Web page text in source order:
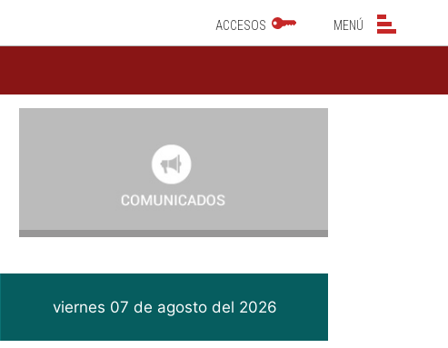
NAVEGACIÓN
MENÚ
NAVEGACIÓN PRINCIPAL
ACCESOS
viernes 07 de agosto del 2026